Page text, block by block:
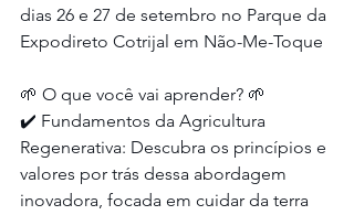
dias 26 e 27 de setembro no Parque da
Expodireto Cotrijal em Não-Me-Toque
🌱 O que você vai aprender? 🌱
✔️ Fundamentos da Agricultura
Regenerativa: Descubra os princípios e
valores por trás dessa abordagem
inovadora, focada em cuidar da terra